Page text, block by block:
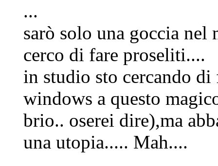
...
sarò solo una goccia nel
cerco di fare proseliti....
in studio sto cercando di
windows a questo
brio.. oserei dire),ma
una utopia..... Mah....